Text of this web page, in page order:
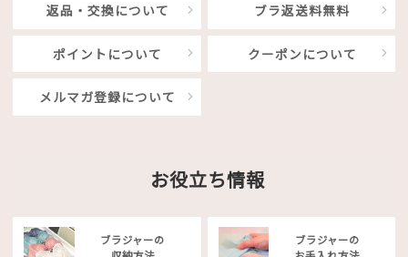
返品・交換について ブラ返送料無料
ポイントについて クーポンについて
メルマガ登録について
お役立ち情報
ブラジャーの
ブラジャーの